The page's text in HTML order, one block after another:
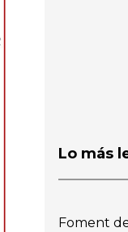
Lo más
Foment